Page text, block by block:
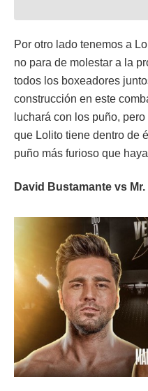
Por otro lado tenemos a
no para de molestar a la
todos los boxeadores
construcción en este
luchará con los puño,
que Lolito tiene dentro de
puño más furioso que
David Bustamante vs